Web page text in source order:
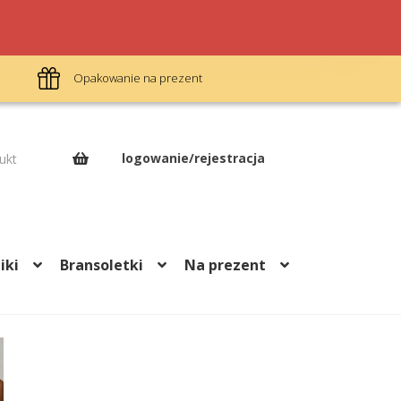
Opakowanie na prezent
logowanie/rejestracja
Bransoletki Na prezent